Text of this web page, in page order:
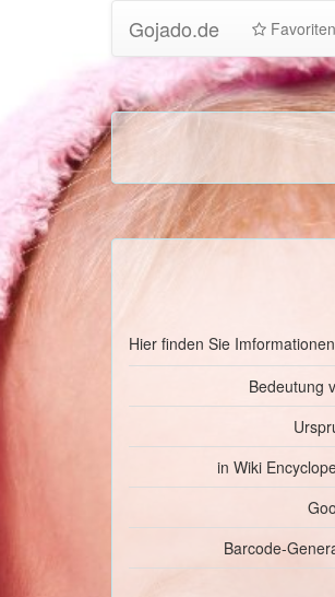
Gojado.de Favoriten
Hier finden Sie
Bedeutung
in Wiki
Barcode-